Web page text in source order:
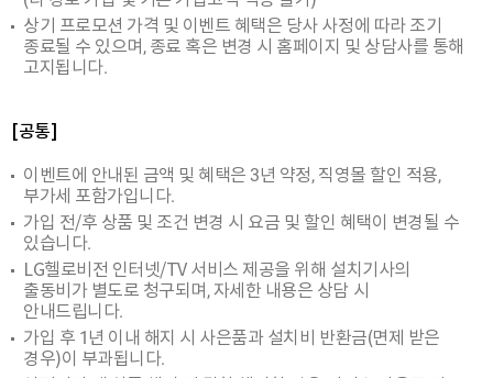
상기 프로모션 가격 및 이벤트 혜택은 당사 사정에 따라 조기
종료될 수 있으며, 종료 혹은 변경 시 홈페이지 및 상담사를 통해
고지됩니다.
[공통]
이벤트에 안내된 금액 및 혜택은 3년 약정, 직영몰 할인 적용,
부가세 포함가입니다.
가입 전/후 상품 및 조건 변경 시 요금 및 할인 혜택이 변경될 수
있습니다.
LG헬로비전 인터넷/TV 서비스 제공을 위해 설치기사의
출동비가 별도로 청구되며, 자세한 내용은 상담 시
안내드립니다.
가입 후 1년 이내 해지 시 사은품과 설치비 반환금(면제 받은
경우)이 부과됩니다.